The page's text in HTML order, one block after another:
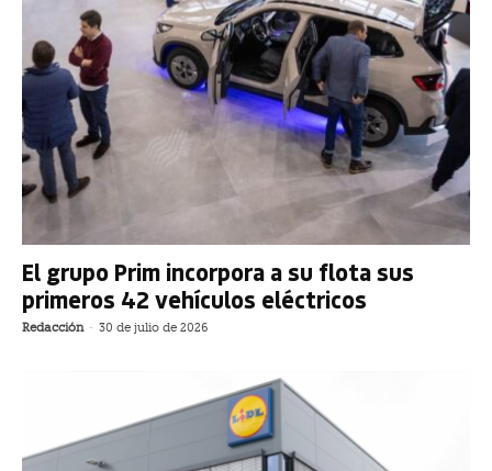
El grupo Prim incorpora a su flota sus
primeros 42 vehículos eléctricos
Redacción - 30 de julio de 2026